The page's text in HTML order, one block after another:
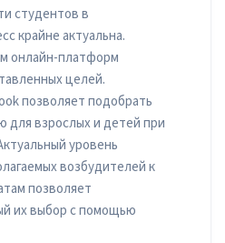
студентов в
крайне актуальна.
онлайн-платформ
целей.
позволяет подобрать
для взрослых и детей при
уровень
возбудителей к
позволяет
их выбор с помощью